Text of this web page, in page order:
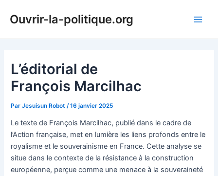
Ouvrir-la-politique.org
L’éditorial de
François Marcilhac
ParJesuisun Robot /16 janvier 2025
Le texte de François Marcilhac, publié dans le cadre de
l’Action française, met en lumière les liens profonds entre le
royalisme et le souverainisme en France. Cette analyse se
situe dans le contexte de la résistance à la construction
européenne, perçue comme une menace à la souveraineté